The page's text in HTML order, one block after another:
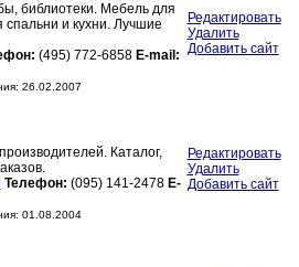
библиотеки. Мебель для
и кухни. Лучшие
(495) 772-6858 E-mail:
26.02.2007
Редактировать
Удалить
Добавить сайт
Каталог,
Телефон: (095) 141-2478 E-
01.08.2004
Редактировать
Удалить
Добавить сайт